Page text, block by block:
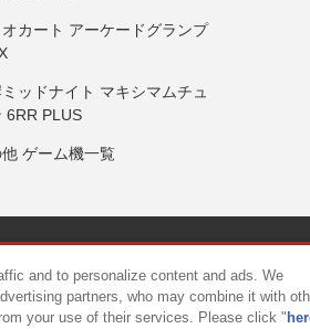
カート アーケードグランプ
ッドナイト マキシマムチュ
6RR PLUS
ゲーム機一覧
について カスタマーハラスメント対応
and to personalize content and ads. We
partners, who may combine it with
your use of their services. Please click "